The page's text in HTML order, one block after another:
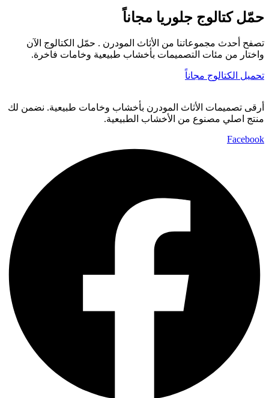
حمّل كتالوج جلوريا مجاناً
تصفح أحدث مجموعاتنا من الأثاث المودرن . حمّل الكتالوج الآن
واختار من مئات التصميمات بأخشاب طبيعية وخامات فاخرة.
تحميل الكتالوج مجاناً
أرقى تصميمات الأثاث المودرن بأخشاب وخامات طبيعية. نضمن لك
منتج اصلي مصنوع من الأخشاب الطبيعية.
Facebook